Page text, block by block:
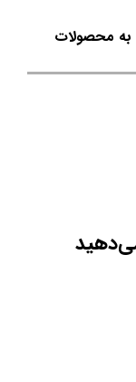
به محصولات